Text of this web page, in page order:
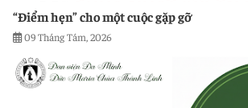
“Điểm hẹn” cho một cuộc gặp gỡ
09 Tháng Tám, 2026